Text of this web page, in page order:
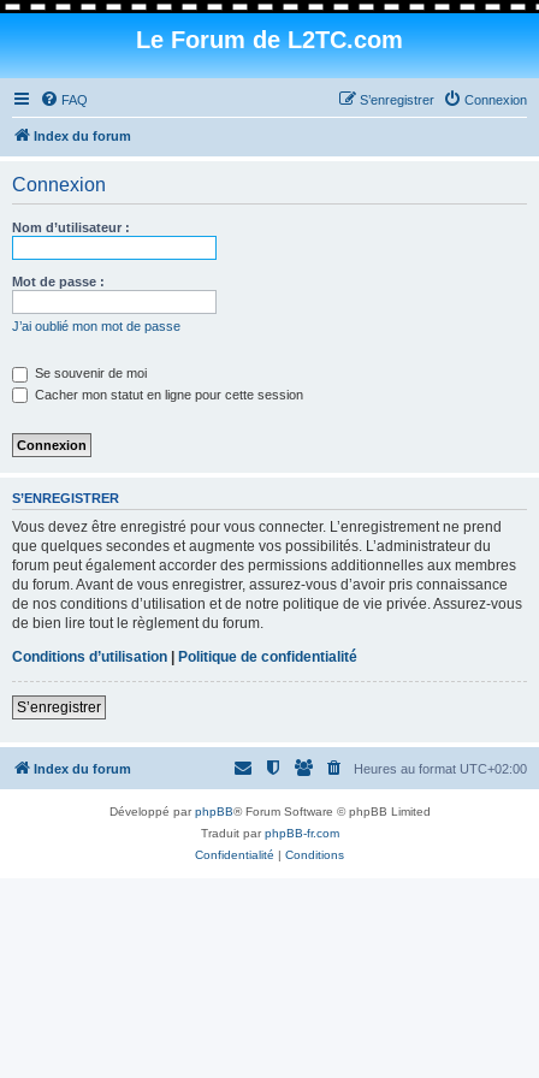
Le Forum de L2TC.com
FAQ Connexion
S’enregistrer
Index du forum
Connexion
Nom d’utilisateur :
Mot de passe :
J’ai oublié mon mot de passe
Se souvenir de moi
Cacher mon statut en ligne pour cette session
S’ENREGISTRER
Vous devez être enregistré pour vous connecter. L’enregistrement ne prend
que quelques secondes et augmente vos possibilités. L’administrateur du
forum peut également accorder des permissions additionnelles aux membres
du forum. Avant de vous enregistrer, assurez-vous d’avoir pris connaissance
de nos conditions d’utilisation et de notre politique de vie privée. Assurez-vous
de bien lire tout le règlement du forum.
Conditions d’utilisation | Politique de confidentialité
S’enregistrer
Index du forum Heures au format UTC+02:00
Développé parphpBB® Forum Software © phpBB Limited
Traduit parphpBB-fr.com
Confidentialité | Conditions